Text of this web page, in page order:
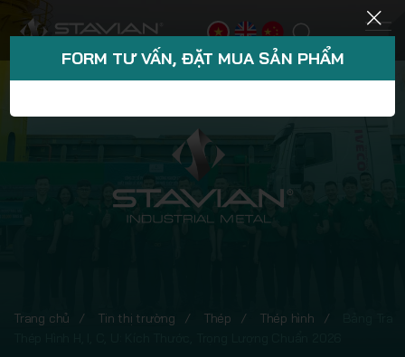
Trang chủ Tin thị trường Thép Thép hình
FORM TƯ VẤN, ĐẶT MUA SẢN PHẨM